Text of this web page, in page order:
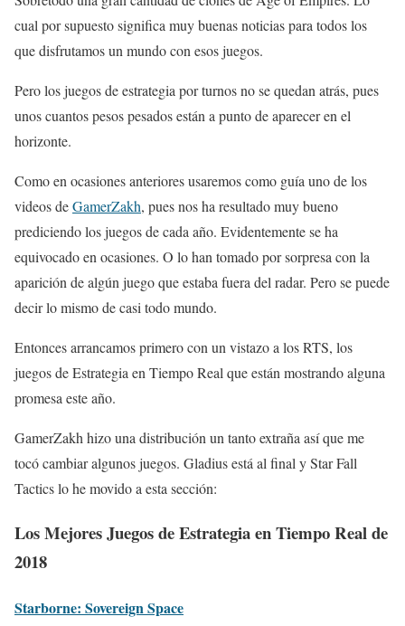
cual por supuesto significa muy buenas noticias para todos los
que disfrutamos un mundo con esos juegos.
Pero los juegos de estrategia por turnos no se quedan atrás, pues
unos cuantos pesos pesados están a punto de aparecer en el
horizonte.
Como en ocasiones anteriores usaremos como guía uno de los
videos deGamerZakh, pues nos ha resultado muy bueno
prediciendo los juegos de cada año. Evidentemente se ha
equivocado en ocasiones. O lo han tomado por sorpresa con la
aparición de algún juego que estaba fuera del radar. Pero se puede
decir lo mismo de casi todo mundo.
Entonces arrancamos primero con un vistazo a los RTS, los
juegos de Estrategia en Tiempo Real que están mostrando alguna
promesa este año.
GamerZakh hizo una distribución un tanto extraña así que me
tocó cambiar algunos juegos. Gladius está al final y Star Fall
Tactics lo he movido a esta sección:
Los Mejores Juegos de Estrategia en Tiempo Real de
2018
Starborne: Sovereign Space